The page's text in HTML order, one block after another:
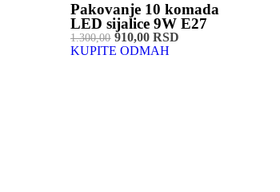
Pakovanje 10 komada
LED sijalice 9W E27
1.300,00910,00 RSD
KUPITE ODMAH